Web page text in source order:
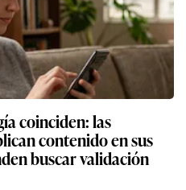
coinciden: las
contenido en sus
buscar validación